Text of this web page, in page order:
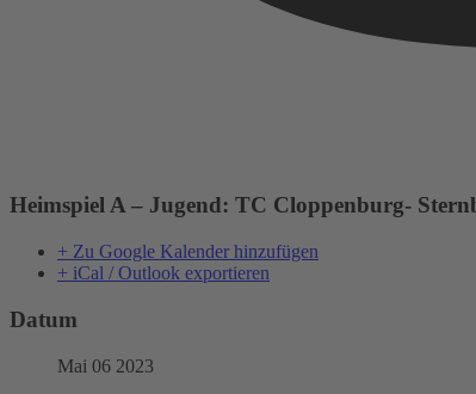
Heimspiel A – Jugend: TC Cloppenburg-
+ Zu Google Kalender hinzufügen
+ iCal / Outlook exportieren
Datum
Mai 06 2023